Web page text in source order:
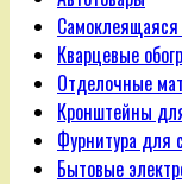
Кварцевые
Отделочные
Кронштейны
Фурнитура для
Бытовые